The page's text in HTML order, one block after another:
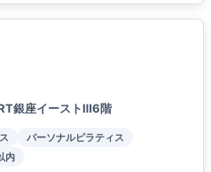
銀座イーストⅢ6階
パーソナルピラティス
内